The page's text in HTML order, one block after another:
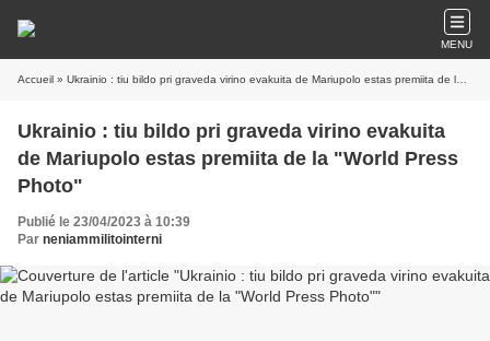
MENU
Accueil » Ukrainio : tiu bildo pri graveda virino evakuita de Mariupolo estas premiita de la "World Press Photo"
Ukrainio : tiu bildo pri graveda virino evakuita
de Mariupolo estas premiita de la "World Press
Photo"
Publié le 23/04/2023 à 10:39
Par neniammilitointerni